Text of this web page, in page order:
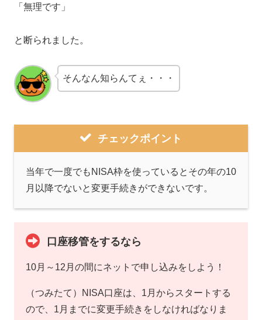
「無理です」
と断られました。
そんなん知らんてぇ・・・
チェックポイント
当年で一度でもNISA枠を使っているとその年の10
月以降でないと変更手続きができないです。
口座移管をするなら
10月～12月の間にネットで申し込みをしよう！
（つみたて）NISA口座は、1月からスタートする
ので、1月までに変更手続きをしなければなりま